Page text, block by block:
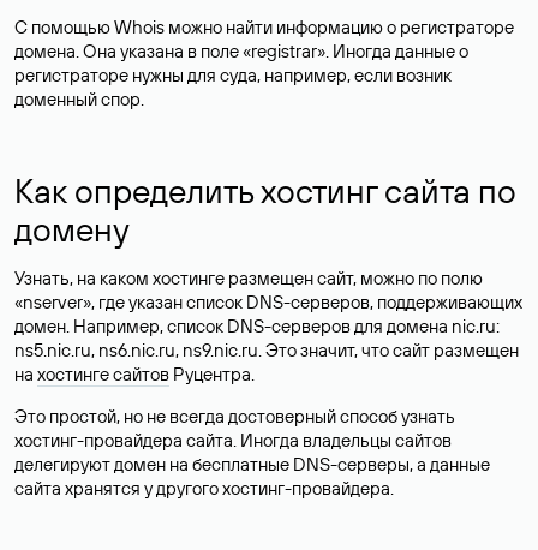
С помощью Whois можно найти информацию о регистраторе
домена. Она указана в поле «registrar». Иногда данные о
регистраторе нужны для суда, например, если возник
доменный спор.
Как определить хостинг сайта по
домену
Узнать, на каком хостинге размещен сайт, можно по полю
«nserver», где указан список DNS-серверов, поддерживающих
домен. Например, список DNS-серверов для домена nic.ru:
ns5.nic.ru, ns6.nic.ru, ns9.nic.ru. Это значит, что сайт размещен
на хостинге сайтов Руцентра.
Это простой, но не всегда достоверный способ узнать
хостинг-провайдера сайта. Иногда владельцы сайтов
делегируют домен на бесплатные DNS-серверы, а данные
сайта хранятся у другого хостинг-провайдера.